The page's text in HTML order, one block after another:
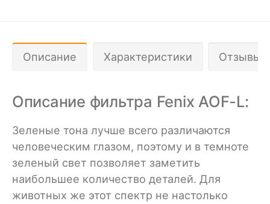
Описание Характеристики Отзывы
Описание фильтра Fenix AOF-L:
Зеленые тона лучше всего различаются
человеческим глазом, поэтому и в темноте
зеленый свет позволяет заметить
наибольшее количество деталей. Для
животных же этот спектр не настолько